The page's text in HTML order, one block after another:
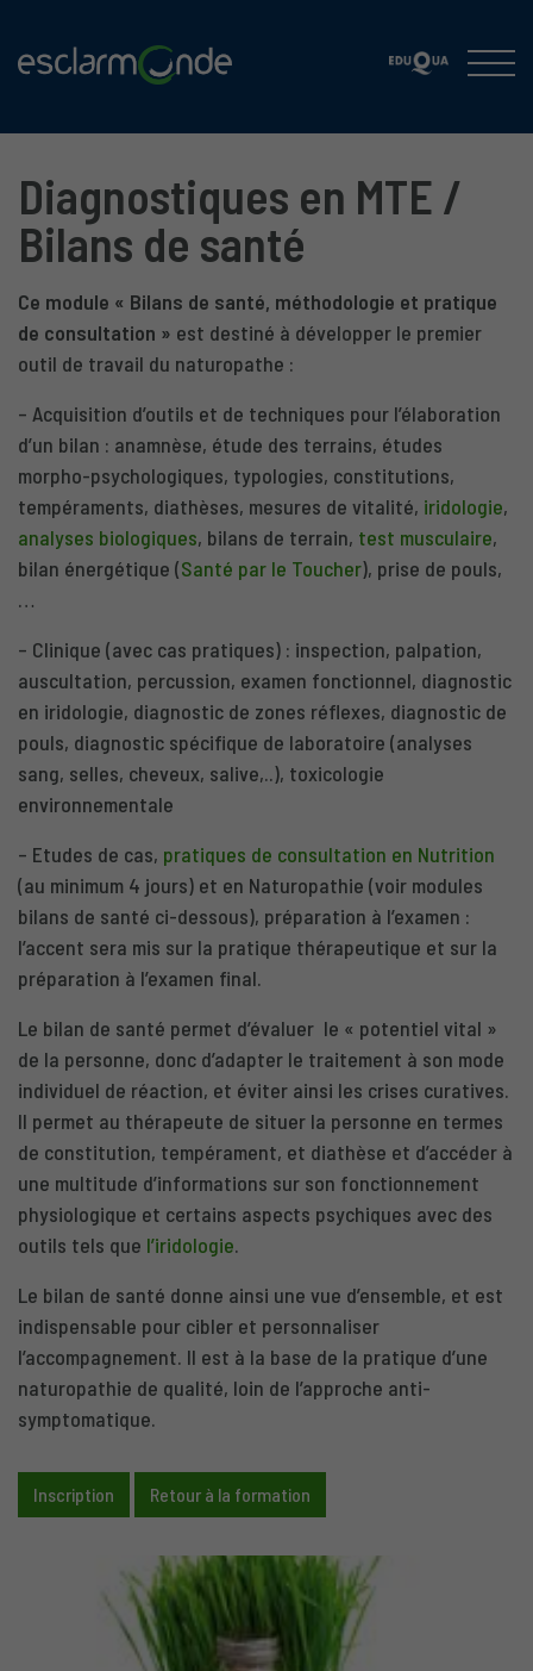
Diagnostiques en MTE /
Bilans de santé
Ce module « Bilans de santé, méthodologie et pratique
de consultation » est destiné à développer le premier
outil de travail du naturopathe :
– Acquisition d’outils et de techniques pour l’élaboration
d’un bilan : anamnèse, étude des terrains, études
morpho-psychologiques, typologies, constitutions,
tempéraments, diathèses, mesures de vitalité, iridologie,
analyses biologiques, bilans de terrain, test musculaire,
bilan énergétique (Santé par le Toucher), prise de pouls,
…
– Clinique (avec cas pratiques) : inspection, palpation,
auscultation, percussion, examen fonctionnel, diagnostic
en iridologie, diagnostic de zones réflexes, diagnostic de
pouls, diagnostic spécifique de laboratoire (analyses
sang, selles, cheveux, salive,..), toxicologie
environnementale
– Etudes de cas, pratiques de consultation en Nutrition
(au minimum 4 jours) et en Naturopathie (voir modules
bilans de santé ci-dessous), préparation à l’examen :
l’accent sera mis sur la pratique thérapeutique et sur la
préparation à l’examen final.
Le bilan de santé permet d’évaluer le « potentiel vital »
de la personne, donc d’adapter le traitement à son mode
individuel de réaction, et éviter ainsi les crises curatives.
Il permet au thérapeute de situer la personne en termes
de constitution, tempérament, et diathèse et d’accéder à
une multitude d’informations sur son fonctionnement
physiologique et certains aspects psychiques avec des
outils tels que l’iridologie.
Le bilan de santé donne ainsi une vue d’ensemble, et est
indispensable pour cibler et personnaliser
l’accompagnement. Il est à la base de la pratique d’une
naturopathie de qualité, loin de l’approche anti-
symptomatique.
Inscription Retour à la formation